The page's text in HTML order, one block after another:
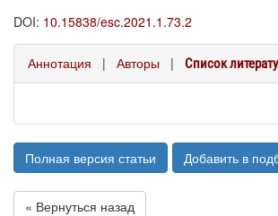
DOI: 10.15838/esc.2021.1.73.2
Аннотация | Авторы | Список
Полная версия статьи Добавить в
« Вернуться назад